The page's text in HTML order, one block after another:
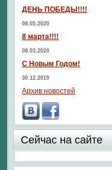
ДЕНЬ ПОБЕДЫ!!!!
08.05.2020
8 марта!!!!
08.03.2020
С Новым Годом!
30.12.2019
Архив новостей
Сейчас на сайте